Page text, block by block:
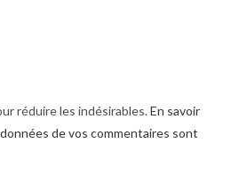
réduire les indésirables.En savoir
de vos commentaires sont